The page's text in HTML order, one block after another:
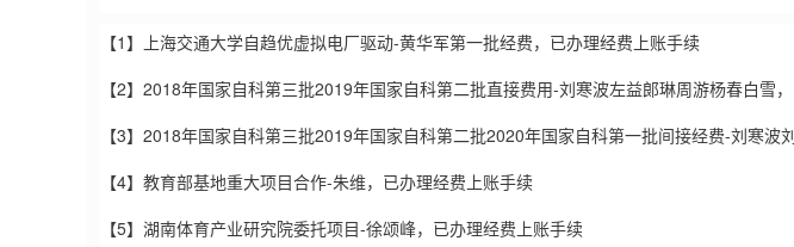
【1】上海交通大学自趋优虚拟电厂驱动-黄华军第一批经费，已办理经费上账手续
【2】2018年国家自科第三批2019年国家自科第二批直接费用-刘寒波左益郞琳周游杨春白雪
【3】2018年国家自科第三批2019年国家自科第二批2020年国家自科第一批间接经费-刘寒
【4】教育部基地重大项目合作-朱维，已办理经费上账手续
【5】湖南体育产业研究院委托项目-徐颂峰，已办理经费上账手续